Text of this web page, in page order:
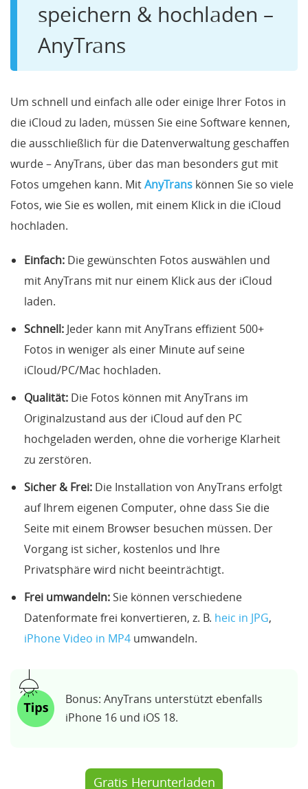
speichern & hochladen –
AnyTrans
Um schnell und einfach alle oder einige Ihrer Fotos in
die iCloud zu laden, müssen Sie eine Software kennen,
die ausschließlich für die Datenverwaltung geschaffen
wurde – AnyTrans, über das man besonders gut mit
Fotos umgehen kann. MitAnyTrans können Sie so viele
Fotos, wie Sie es wollen, mit einem Klick in die iCloud
hochladen.
Einfach: Die gewünschten Fotos auswählen und
mit AnyTrans mit nur einem Klick aus der iCloud
laden.
Schnell: Jeder kann mit AnyTrans effizient 500+
Fotos in weniger als einer Minute auf seine
iCloud/PC/Mac hochladen.
Qualität: Die Fotos können mit AnyTrans im
Originalzustand aus der iCloud auf den PC
hochgeladen werden, ohne die vorherige Klarheit
zu zerstören.
Sicher & Frei: Die Installation von AnyTrans erfolgt
auf Ihrem eigenen Computer, ohne dass Sie die
Seite mit einem Browser besuchen müssen. Der
Vorgang ist sicher, kostenlos und Ihre
Privatsphäre wird nicht beeinträchtigt.
Frei umwandeln: Sie können verschiedene
Datenformate frei konvertieren, z. B. heic in JPG,
iPhone Video in MP4 umwandeln.
Bonus: AnyTrans unterstützt ebenfalls
iPhone 16 und iOS 18.
Gratis Herunterladen